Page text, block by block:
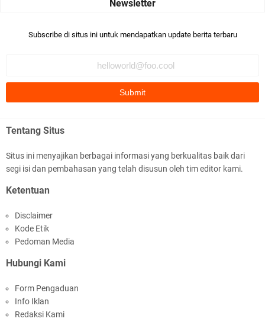
Bismillaah semoga pembuat artikel Alloh berikan pemahaman yg
Ada sejumlah pertanyaan kepada Anda dan jawablah dengan
mengikuti ust. K …
Anonymous
Anonymous
It has proved a key customer retention tool for sports activities
guide operator …
Subscribe di situs ini untuk mendapatkan update berita terbaru
Tentang Situs
Situs ini menyajikan berbagai informasi yang berkualitas baik dari
segi isi dan pembahasan yang telah disusun oleh tim editor kami.
Ketentuan
Disclaimer
Kode Etik
Pedoman Media
Hubungi Kami
Form Pengaduan
Info Iklan
Redaksi Kami